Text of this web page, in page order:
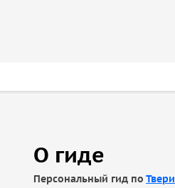
О гиде
Персональный гид по Твери